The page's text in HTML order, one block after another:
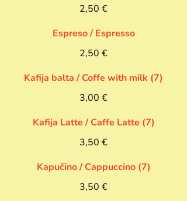
2,50 €
Espreso / Espresso
2,50 €
Kafija balta / Coffe with milk (7)
3,00 €
Kafija Latte / Caffe Latte (7)
3,50 €
Kapučīno / Cappucсino (7)
3,50 €